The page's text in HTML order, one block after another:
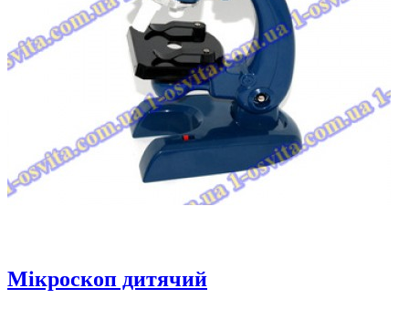
Мікроскоп дитячий